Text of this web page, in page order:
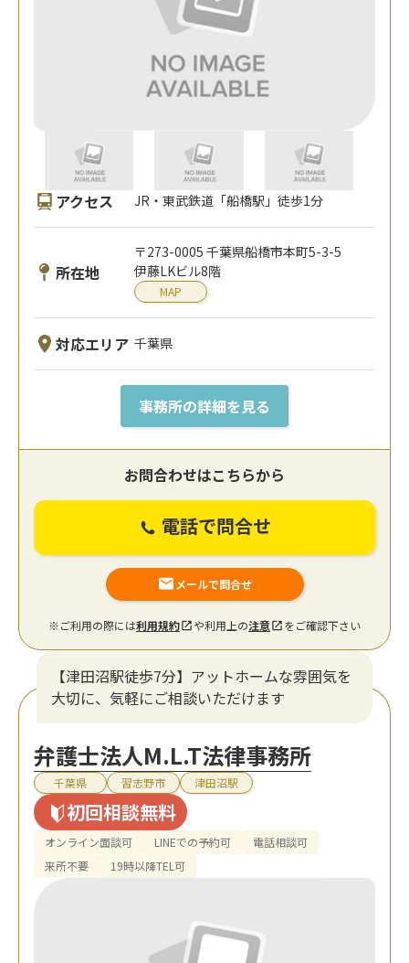
アクセス JR・東武鉄道「船橋駅」徒歩1分
所在地
〒273-0005 千葉県船橋市本町5-3-5
伊藤LKビル8階
MAP
対応エリア 千葉県
事務所の詳細を見る
お問合わせはこちらから
電話で問合せ
メールで問合せ
※ご利用の際には利用規約 や利用上の注意 をご確認下さい
【津田沼駅徒歩7分】アットホームな雰囲気を
大切に、気軽にご相談いただけます
弁護士法人M.L.T法律事務所
千葉県 習志野市 津田沼駅
初回相談無料
オンライン面談可 LINEでの予約可
電話相談可
来所不要
19時以降TEL可